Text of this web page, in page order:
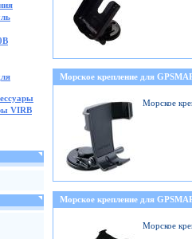
VIRB
Морское крепление для
Морское
Морское крепление для
Морское